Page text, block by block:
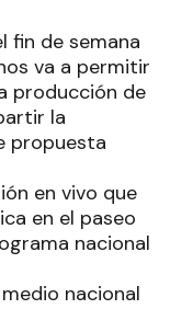
fin de semana
va a permitir
producción de
la
propuesta
en vivo que
en el paseo
nacional
nacional